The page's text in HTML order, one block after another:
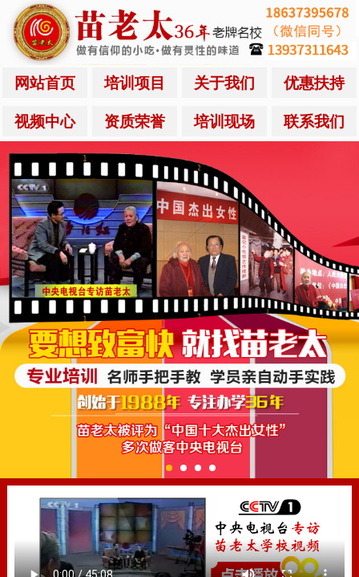
网站首页 培训项目 关于我们 优惠扶持
视频中心 资质荣誉 培训现场 联系我们
1 2 3